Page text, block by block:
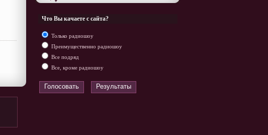
Что Вы качаете с сайта?
Только радиошоу
Преимущественно радиошоу
Все подряд
Все, кроме радиошоу
Голосовать Результаты